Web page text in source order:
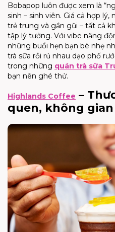
Bobapop luôn được xem là
sinh – sinh viên. Giá cả hợp
trẻ trung và gần gũi – tất cả
tập lý tưởng. Với vibe năng
những buổi hẹn bạn bè nhẹ
trà sữa rồi rủ nhau dạo phố
trong những quán trà sữa
bạn nên ghé thử.
Highlands Coffee –
quen, không